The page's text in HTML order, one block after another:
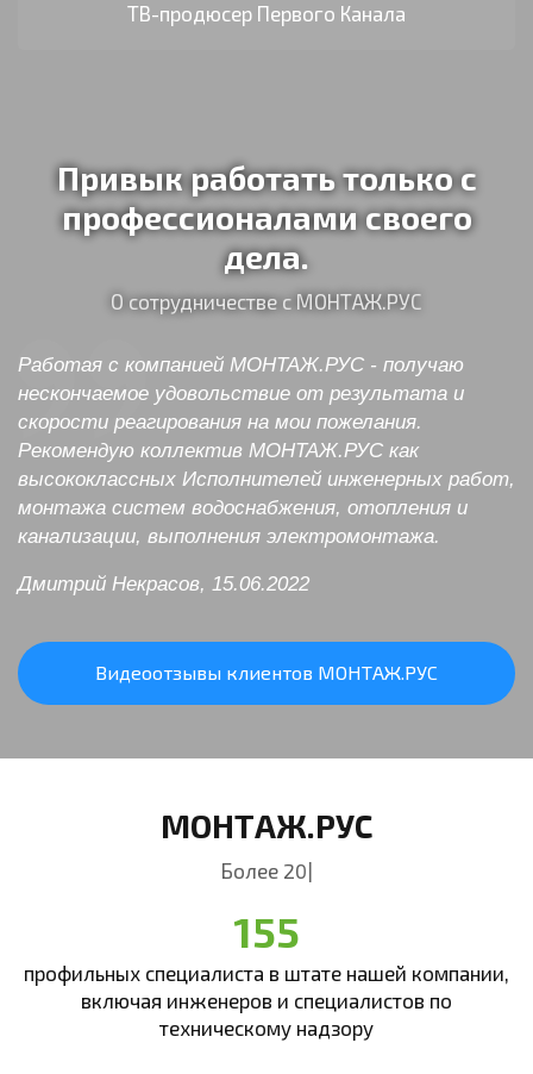
Привык работать только с
профессионалами своего
дела.
О сотрудничестве с МОНТАЖ.РУС
Работая с компанией МОНТАЖ.РУС - получаю
нескончаемое удовольствие от результата и
скорости реагирования на мои пожелания.
Рекомендую коллектив МОНТАЖ.РУС как
высококлассных Исполнителей инженерных работ,
монтажа систем водоснабжения, отопления и
канализации, выполнения электромонтажа.
Дмитрий Некрасов, 15.06.2022
Видеоотзывы клиентов МОНТАЖ.РУС
ТВ-продюсер Первого Канала
МОНТАЖ.РУС
Более 20 лет в сфере у
155
профильных специалиста в штате нашей компании,
включая инженеров и специалистов по
техническому надзору